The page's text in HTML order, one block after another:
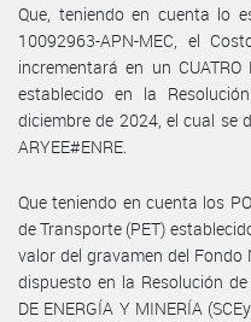
Que, teniendo en cuenta lo
10092963-APN-MEC, el
incrementará en un
establecido en la
diciembre de 2024, el cual se
ARYEE#ENRE.
Que teniendo en cuenta los
de Transporte (PET)
valor del gravamen del Fondo
dispuesto en la Resolución de
DE ENERGÍA Y MINERÍA